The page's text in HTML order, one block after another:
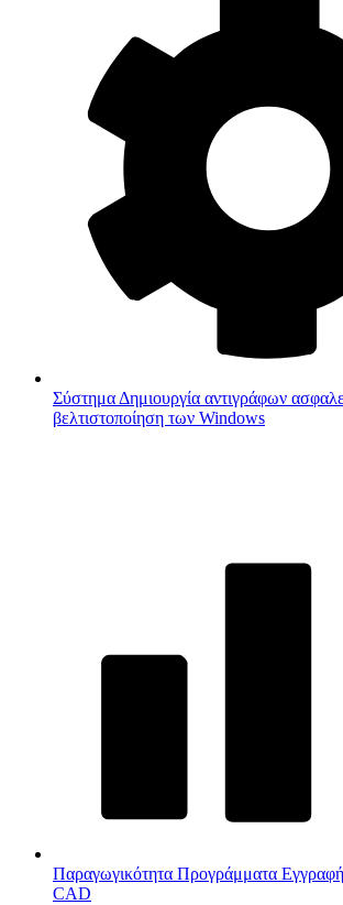
Σύστημα Δημιουργία αντιγράφων
βελτιστοποίηση των Windows
Παραγωγικότητα Προγράμματα
CAD